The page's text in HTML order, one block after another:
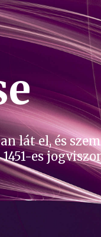
lát el, és
es